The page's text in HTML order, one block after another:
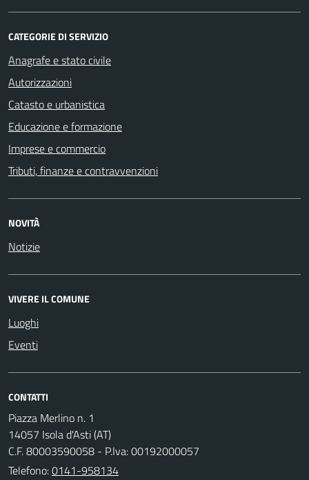
CATEGORIE DI SERVIZIO
Anagrafe e stato civile
Autorizzazioni
Catasto e urbanistica
Educazione e formazione
Imprese e commercio
Tributi, finanze e contravvenzioni
NOVITÀ
Notizie
VIVERE IL COMUNE
Luoghi
Eventi
CONTATTI
Piazza Merlino n. 1
14057 Isola d'Asti (AT)
C.F. 80003590058 - P.Iva: 00192000057
Telefono:0141-958134